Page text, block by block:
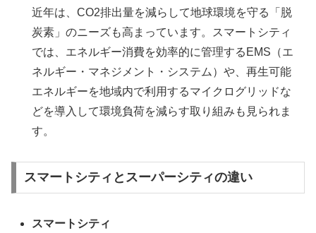
近年は、CO2排出量を減らして地球環境を守る「脱
炭素」のニーズも高まっています。スマートシティ
では、エネルギー消費を効率的に管理するEMS（エ
ネルギー・マネジメント・システム）や、再生可能
エネルギーを地域内で利用するマイクログリッドな
どを導入して環境負荷を減らす取り組みも見られま
す。
スマートシティとスーパーシティの違い
スマートシティ